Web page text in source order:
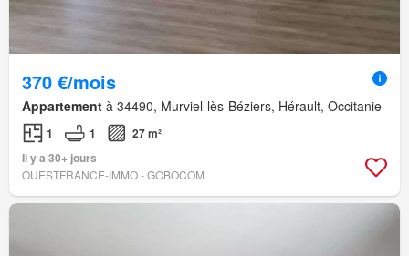
370 €/mois
Appartement à 34490, Murviel-lès-Béziers, Hérault, Occitanie
1 1
27 m²
Il y a 30+ jours
OUESTFRANCE-IMMO - GOBOCOM